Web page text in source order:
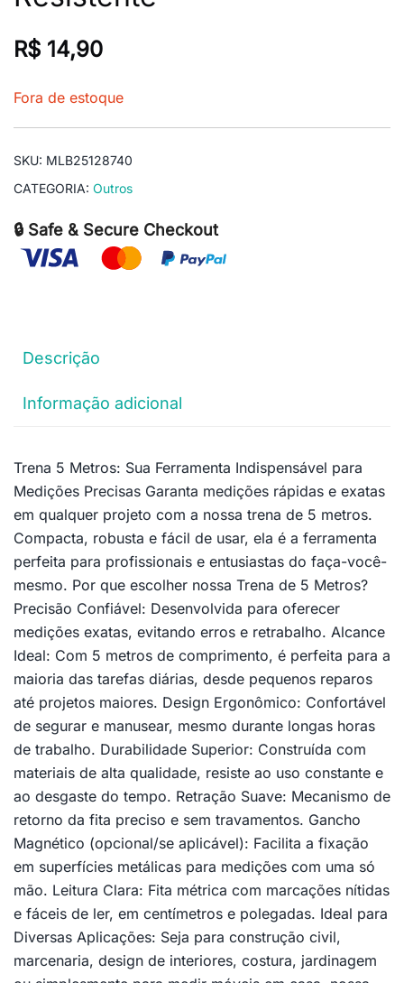
R$ 14,90
Fora de estoque
SKU: MLB25128740
CATEGORIA: Outros
🔒 Safe & Secure Checkout
Descrição
Informação adicional
Trena 5 Metros: Sua Ferramenta Indispensável para
Medições Precisas Garanta medições rápidas e exatas
em qualquer projeto com a nossa trena de 5 metros.
Compacta, robusta e fácil de usar, ela é a ferramenta
perfeita para profissionais e entusiastas do faça-você-
mesmo. Por que escolher nossa Trena de 5 Metros?
Precisão Confiável: Desenvolvida para oferecer
medições exatas, evitando erros e retrabalho. Alcance
Ideal: Com 5 metros de comprimento, é perfeita para a
maioria das tarefas diárias, desde pequenos reparos
até projetos maiores. Design Ergonômico: Confortável
de segurar e manusear, mesmo durante longas horas
de trabalho. Durabilidade Superior: Construída com
materiais de alta qualidade, resiste ao uso constante e
ao desgaste do tempo. Retração Suave: Mecanismo de
retorno da fita preciso e sem travamentos. Gancho
Magnético (opcional/se aplicável): Facilita a fixação
em superfícies metálicas para medições com uma só
mão. Leitura Clara: Fita métrica com marcações nítidas
e fáceis de ler, em centímetros e polegadas. Ideal para
Diversas Aplicações: Seja para construção civil,
marcenaria, design de interiores, costura, jardinagem